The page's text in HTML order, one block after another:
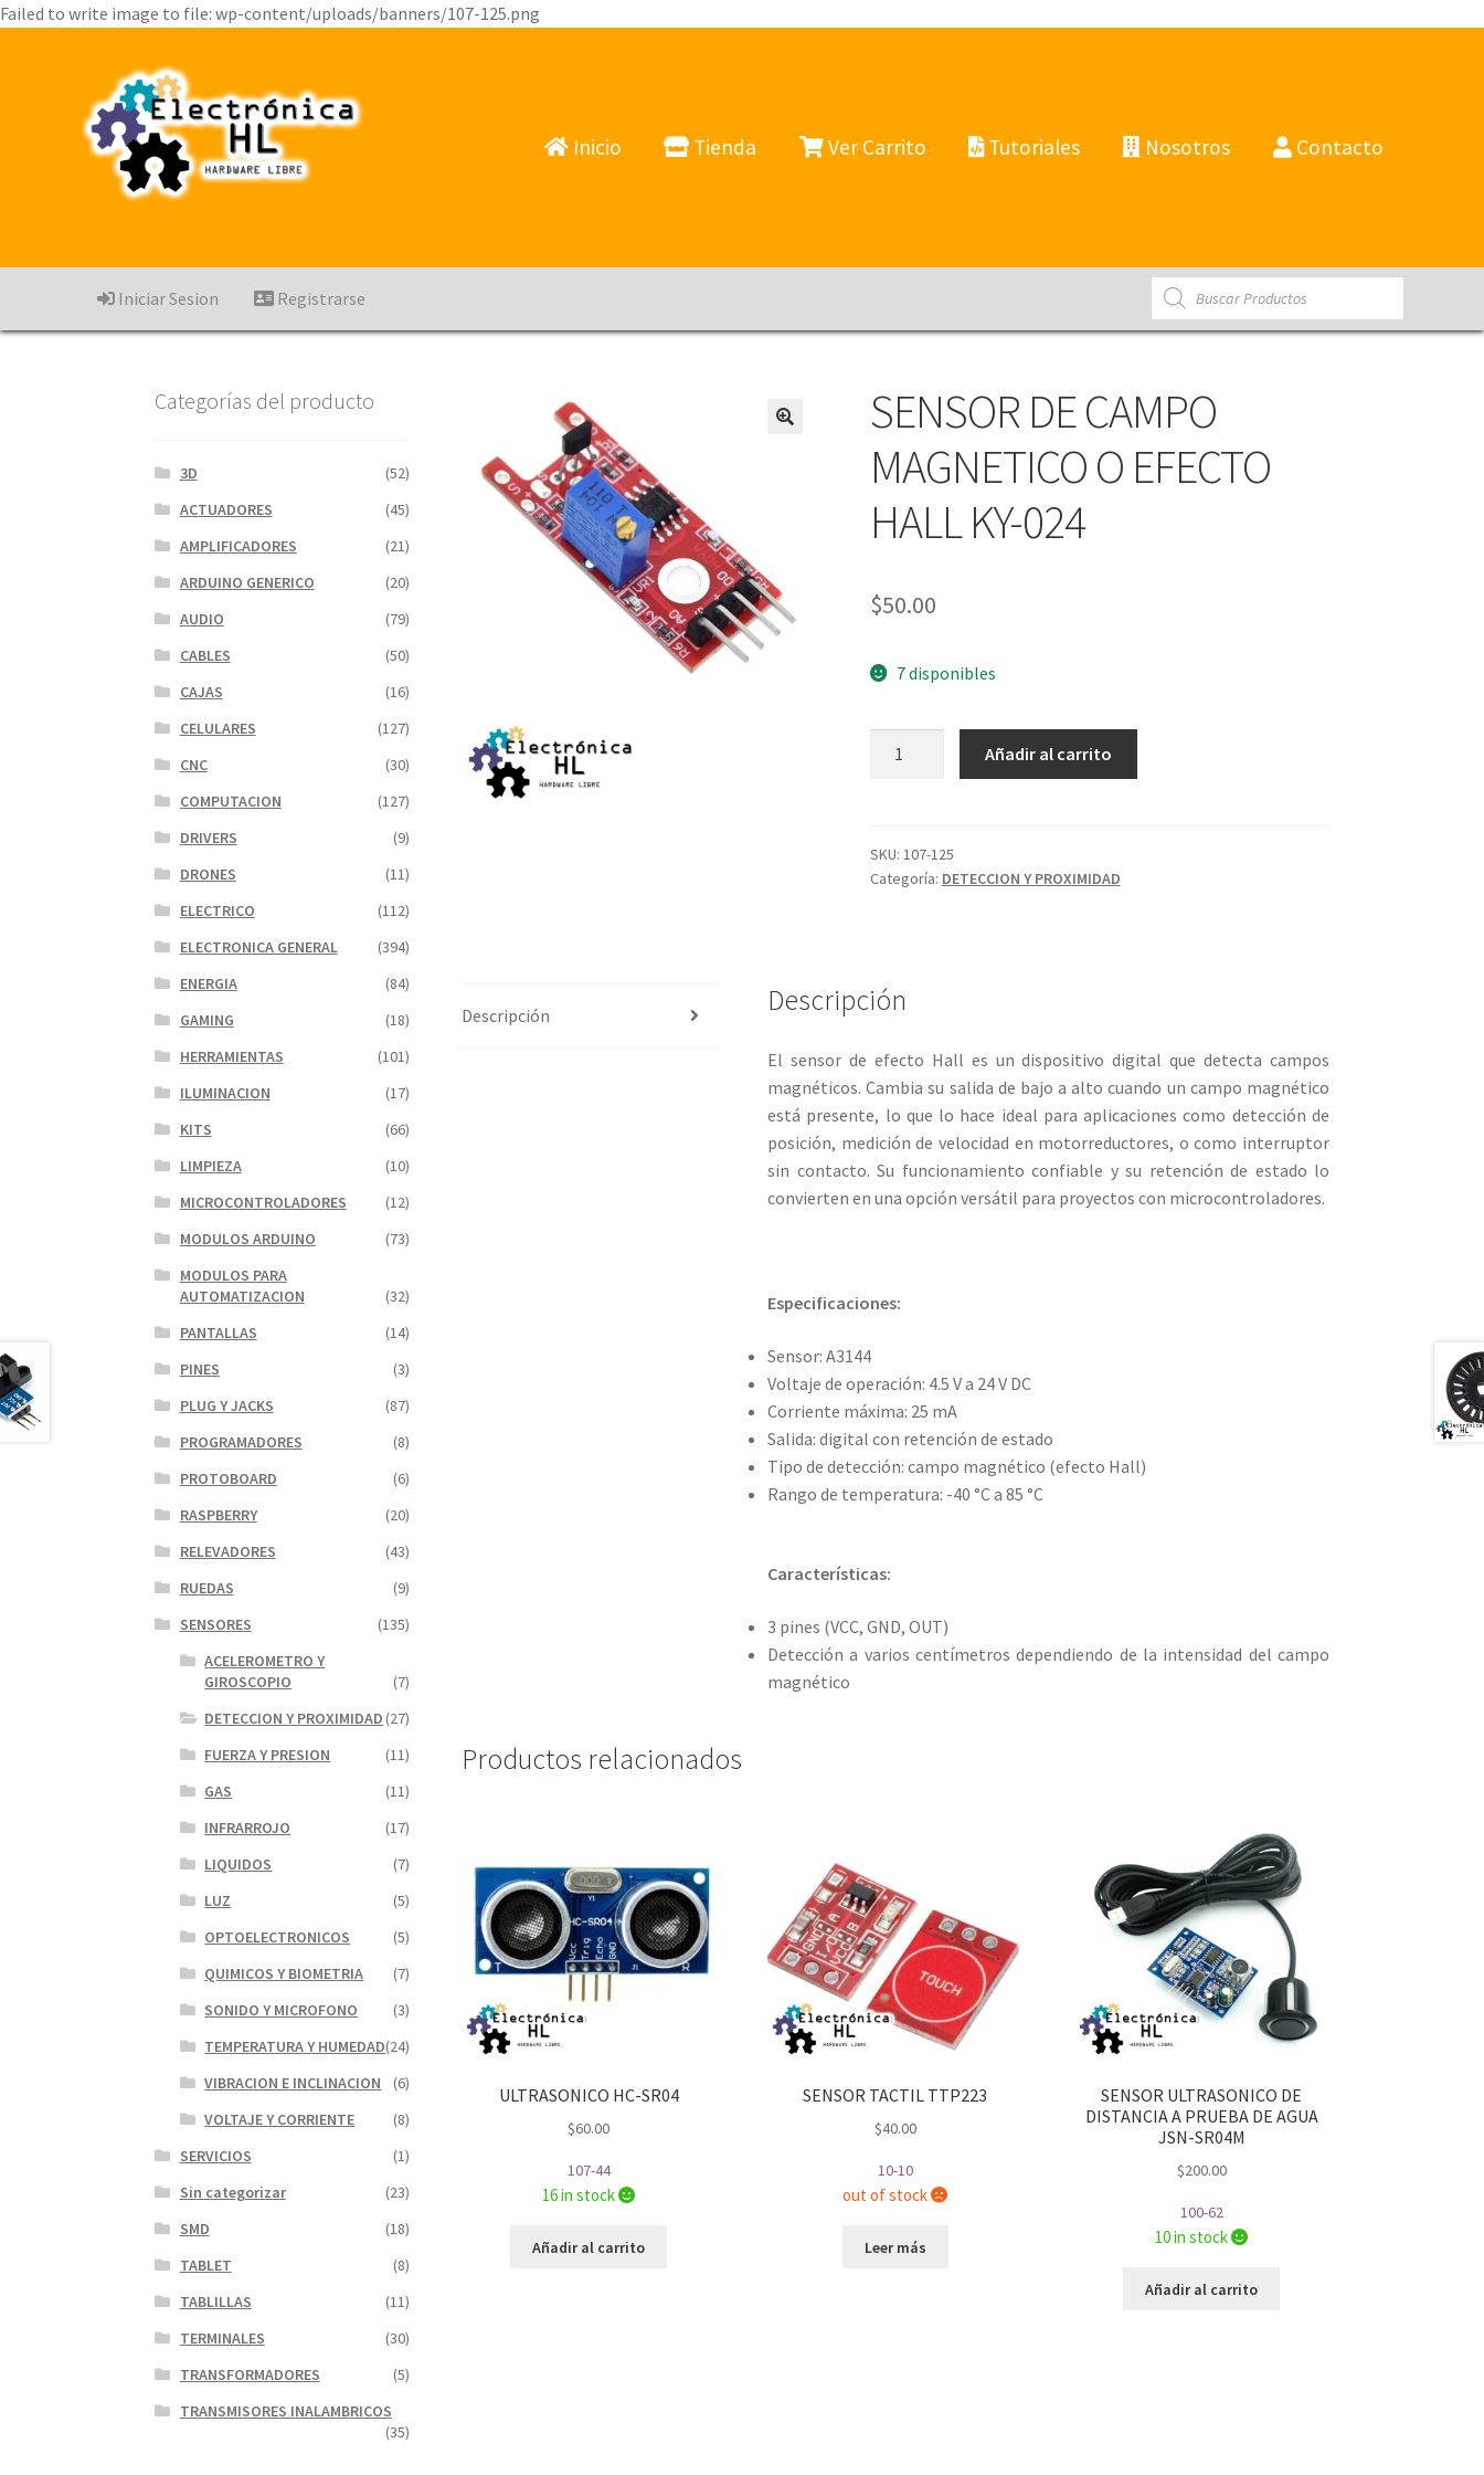
Failed to write image to file: wp-content/uploads/banners/107-125.png
Inicio Tienda Ver Carrito Tutoriales Nosotros Contacto
Products
search
Iniciar Sesion Registrarse
SENSOR DE CAMPO
MAGNETICO O EFECTO
HALL KY-024
$50.00
7 disponibles
O
EFECTO
cantidad
Añadir al carrito
SKU: 107-125
Categoría: DETECCION Y PROXIMIDAD
Descripción Descripción
El sensor de efecto Hall es un dispositivo digital que detecta campos
magnéticos. Cambia su salida de bajo a alto cuando un campo magnético
está presente, lo que lo hace ideal para aplicaciones como detección de
posición, medición de velocidad en motorreductores, o como interruptor
sin contacto. Su funcionamiento confiable y su retención de estado lo
convierten en una opción versátil para proyectos con microcontroladores.
Especificaciones:
Sensor: A3144
Voltaje de operación: 4.5 V a 24 V DC
Corriente máxima: 25 mA
Salida: digital con retención de estado
Tipo de detección: campo magnético (efecto Hall)
Rango de temperatura: -40 °C a 85 °C
Características:
3 pines (VCC, GND, OUT)
Detección a varios centímetros dependiendo de la intensidad del campo
magnético
Productos relacionados
ULTRASONICO HC-SR04
$60.00
107-44
16 in stock
Añadir al carrito
SENSOR TACTIL TTP223
$40.00
10-10
out of stock
Leer más
SENSOR ULTRASONICO DE
DISTANCIA A PRUEBA DE AGUA
JSN-SR04M
$200.00
100-62
10 in stock
Añadir al carrito
Categorías del producto
3D
(52)
ACTUADORES
(45)
AMPLIFICADORES
(21)
ARDUINO GENERICO
(20)
AUDIO
(79)
CABLES
(50)
CAJAS
(16)
CELULARES
(127)
CNC
(30)
COMPUTACION
(127)
DRIVERS
(9)
DRONES
(11)
ELECTRICO
(112)
ELECTRONICA GENERAL
(394)
ENERGIA
(84)
GAMING
(18)
HERRAMIENTAS
(101)
ILUMINACION
(17)
KITS
(66)
LIMPIEZA
(10)
MICROCONTROLADORES
(12)
MODULOS ARDUINO
(73)
MODULOS PARA
AUTOMATIZACION
(32)
PANTALLAS
(14)
PINES
(3)
PLUG Y JACKS
(87)
PROGRAMADORES
(8)
PROTOBOARD
(6)
RASPBERRY
(20)
RELEVADORES
(43)
RUEDAS
(9)
SENSORES
(135)
ACELEROMETRO Y
GIROSCOPIO
(7)
DETECCION Y PROXIMIDAD (27)
FUERZA Y PRESION
(11)
GAS
(11)
INFRARROJO
(17)
LIQUIDOS
(7)
LUZ
(5)
OPTOELECTRONICOS
(5)
QUIMICOS Y BIOMETRIA
(7)
SONIDO Y MICROFONO
(3)
TEMPERATURA Y HUMEDAD(24)
VIBRACION E INCLINACION
(6)
VOLTAJE Y CORRIENTE
(8)
SERVICIOS
(1)
Sin categorizar
(23)
SMD
(18)
TABLET
(8)
TABLILLAS
(11)
TERMINALES
(30)
TRANSFORMADORES
(5)
TRANSMISORES INALAMBRICOS
(35)